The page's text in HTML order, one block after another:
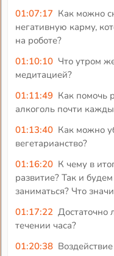
01:07:17 Как можно
негативную карму,
на роботе?
01:10:10 Что утром
медитацией?
01:11:49 Как помочь
алкоголь почти
01:13:40 Как можно
вегетарианство?
01:16:20 К чему в
развитие? Так и
заниматься? Что
01:17:22 Достаточно
течении часа?
01:20:38